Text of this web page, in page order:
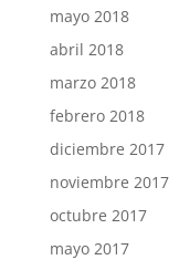
mayo 2018
abril 2018
marzo 2018
febrero 2018
diciembre 2017
noviembre 2017
octubre 2017
mayo 2017